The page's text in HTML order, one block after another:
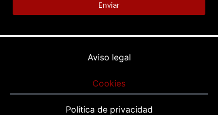
Enviar
Aviso legal
Cookies
Política de privacidad